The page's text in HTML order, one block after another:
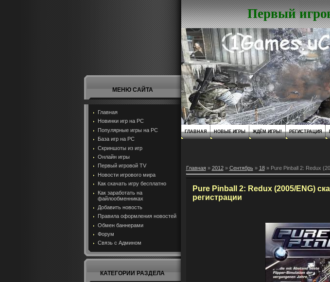
МЕНЮ САЙТА
Главная
Новинки игр на PC
Популярные игры на PC
База игр на РС
Скриншоты из игр
Онлайн игры
Первый игровой TV
Новости игрового мира
Как скачать игру бесплатно
Как заработать на
файлообменниках
Добавить новость
Правила оформления новостей
Обмен баннерами
Форум
Связь с Админом
КАТЕГОРИИ РАЗДЕЛА
Первый
ГЛАВНАЯ НОВЫЕ ИГРЫ ЖДЁМ ИГРЫ! РЕГИСТРАЦИЯ
Главная» 2012 » Сентябрь » 18» Pure Pinball 2: Redux
Pure Pinball 2: Redux (2005/ENG)
регистрации